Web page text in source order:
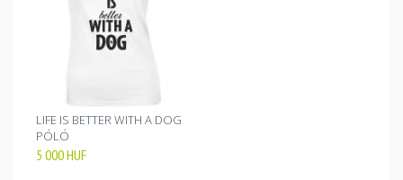
LIFE IS BETTER WITH A DOG
PÓLÓ
5 000HUF